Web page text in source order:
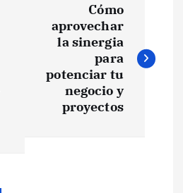
Cómo
aprovechar
la sinergia
para
potenciar tu
negocio y
proyectos